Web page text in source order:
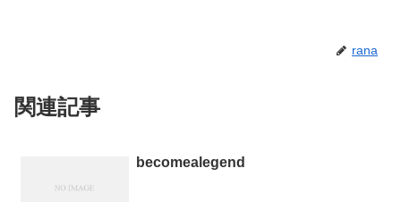
rana
関連記事
becomealegend